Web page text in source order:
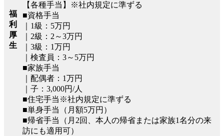
福
利
厚
生
【各種手当】※社内規定に準ずる
■資格手当
｜1級：5万円
｜2級：2～3万円
｜3級：1万円
｜検査員：3～5万円
■家族手当
｜配偶者：1万円
｜子：3,000円/人
■住宅手当※社内規定に準ずる
■単身手当（月額5万円）
■帰省手当（月2回、本人の帰省または家族1名分の来
訪にも適用可）